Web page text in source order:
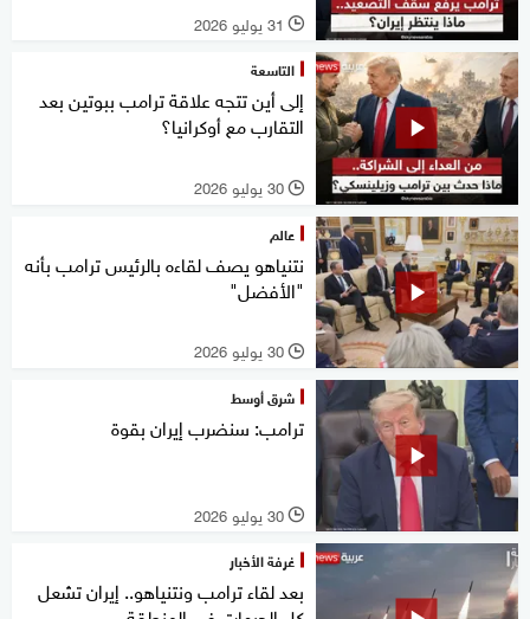
l 31 يوليو 2026
التاسعة
إلى أين تتجه علاقة ترامب ببوتين بعد
التقارب مع أوكرانيا؟
l 30 يوليو 2026
عالم
نتنياهو يصف لقاءه بالرئيس ترامب بأنه
"الأفضل"
l 30 يوليو 2026
شرق أوسط
ترامب: سنضرب إيران بقوة
l 30 يوليو 2026
غرفة الأخبار
بعد لقاء ترامب ونتنياهو.. إيران تشعل